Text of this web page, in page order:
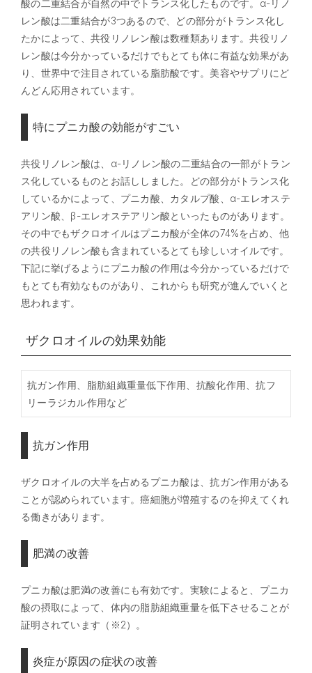
酸の二重結合が自然の中でトランス化したものです。α-リノ
レン酸は二重結合が3つあるので、どの部分がトランス化し
たかによって、共役リノレン酸は数種類あります。共役リノ
レン酸は今分かっているだけでもとても体に有益な効果があ
り、世界中で注目されている脂肪酸です。美容やサプリにど
んどん応用されています。
特にプニカ酸の効能がすごい
共役リノレン酸は、α-リノレン酸の二重結合の一部がトラン
ス化しているものとお話ししました。どの部分がトランス化
しているかによって、プニカ酸、カタルプ酸、α-エレオステ
アリン酸、β-エレオステアリン酸といったものがあります。
その中でもザクロオイルはプニカ酸が全体の74%を占め、他
の共役リノレン酸も含まれているとても珍しいオイルです。
下記に挙げるようにプニカ酸の作用は今分かっているだけで
もとても有効なものがあり、これからも研究が進んでいくと
思われます。
ザクロオイルの効果効能
抗ガン作用、脂肪組織重量低下作用、抗酸化作用、抗フ
リーラジカル作用など
抗ガン作用
ザクロオイルの大半を占めるプニカ酸は、抗ガン作用がある
ことが認められています。癌細胞が増殖するのを抑えてくれ
る働きがあります。
肥満の改善
プニカ酸は肥満の改善にも有効です。実験によると、プニカ
酸の摂取によって、体内の脂肪組織重量を低下させることが
証明されています（※2）。
炎症が原因の症状の改善